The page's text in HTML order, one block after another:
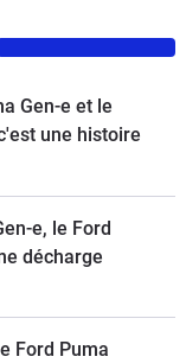
Gen-e et le
une histoire
e, le Ford
décharge
Ford Puma